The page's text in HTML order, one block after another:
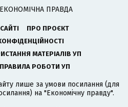
ПРАВДА
ПРО ПРОЄКТ
МАТЕРІАЛІВ УП
РОБОТИ УП
лише за умови посилання (для
на "Економічну правду".